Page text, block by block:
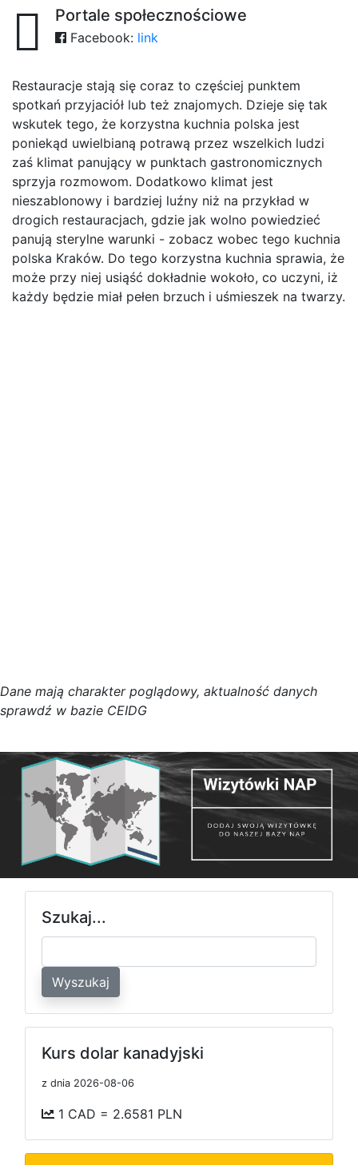
Portale społecznościowe
Facebook: link
Restauracje stają się coraz to częściej punktem
spotkań przyjaciół lub też znajomych. Dzieje się tak
wskutek tego, że korzystna kuchnia polska jest
poniekąd uwielbianą potrawą przez wszelkich ludzi
zaś klimat panujący w punktach gastronomicznych
sprzyja rozmowom. Dodatkowo klimat jest
nieszablonowy i bardziej luźny niż na przykład w
drogich restauracjach, gdzie jak wolno powiedzieć
panują sterylne warunki - zobacz wobec tego kuchnia
polska Kraków. Do tego korzystna kuchnia sprawia, że
może przy niej usiąść dokładnie wokoło, co uczyni, iż
każdy będzie miał pełen brzuch i uśmieszek na twarzy.
Dane mają charakter poglądowy, aktualność danych
sprawdź w bazie CEIDG
Szukaj...
Wyszukaj
Kurs dolar kanadyjski
z dnia 2026-08-06
1 CAD = 2.6581 PLN